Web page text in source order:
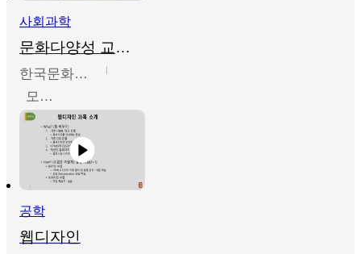
사회과학
문화다양성 교육의 이해
한국문화예술교육진흥원
모경환,성상환,정문성
공학
웹디자인